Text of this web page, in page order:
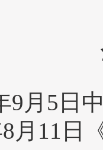
9 月 5 日
8 月 11 日